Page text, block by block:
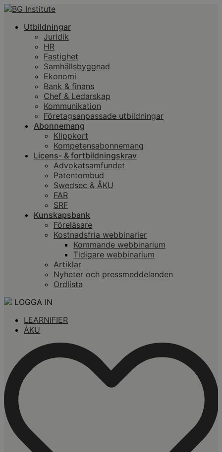
Utbildningar
Juridik
HR
Fastighet
Samhällsbyggnad
Ekonomi
Bank & finans
Chef & Ledarskap
Kommunikation
Företagsanpassade utbildningar
Abonnemang
Klippkort
Kompetensabonnemang
Licens- & fortbildningskrav
Advokatsamfundet
Patentombud
Swedsec & ÅKU
FAR
SRF
Kunskapsbank
Föreläsare
Kostnadsfria webbinarier
Kommande webbinarium
Tidigare webbinarium
Artiklar
Nyheter och pressmeddelanden
Ordlista
LOGGA IN
LEARNIFIER
ÅKU